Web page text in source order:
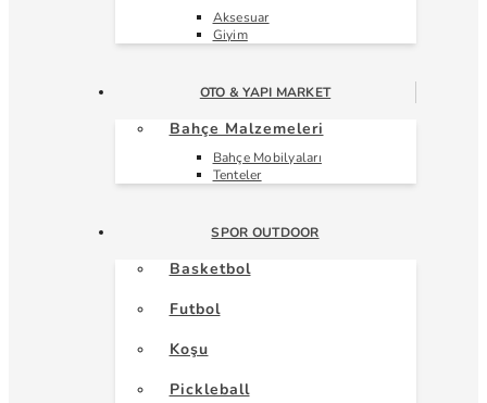
Aksesuar
Giyim
OTO & YAPI MARKET
Bahçe Malzemeleri
Bahçe Mobilyaları
Tenteler
SPOR OUTDOOR
Basketbol
Futbol
Koşu
Pickleball